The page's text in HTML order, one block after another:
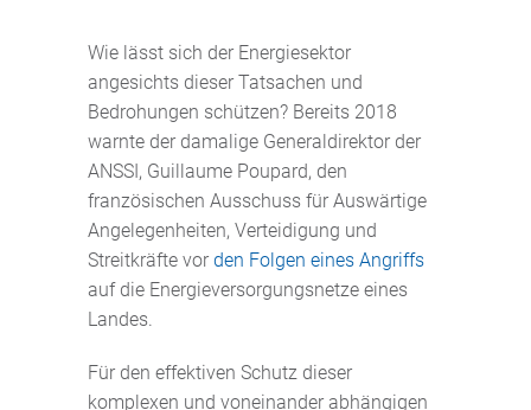
Wie lässt sich der Energiesektor
angesichts dieser Tatsachen und
Bedrohungen schützen? Bereits 2018
warnte der damalige Generaldirektor der
ANSSI, Guillaume Poupard, den
französischen Ausschuss für Auswärtige
Angelegenheiten, Verteidigung und
Streitkräfte vor den Folgen eines Angriffs
auf die Energieversorgungsnetze eines
Landes.
Für den effektiven Schutz dieser
komplexen und voneinander abhängigen